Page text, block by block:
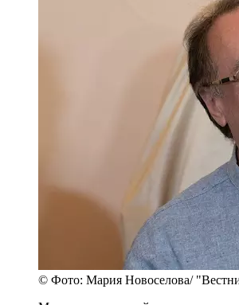
© Фото: Мария Новоселова/